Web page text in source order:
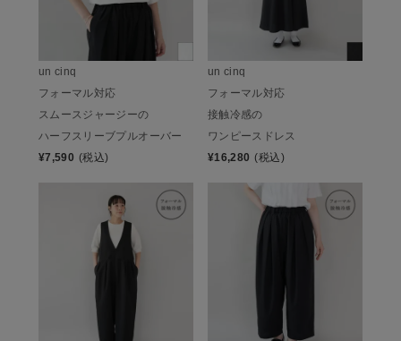
un cinq
フォーマル対応
スムースジャージーの
ハーフスリーブプルオーバー
¥7,590 (税込)
un cinq
フォーマル対応
接触冷感の
ワンピースドレス
¥16,280 (税込)